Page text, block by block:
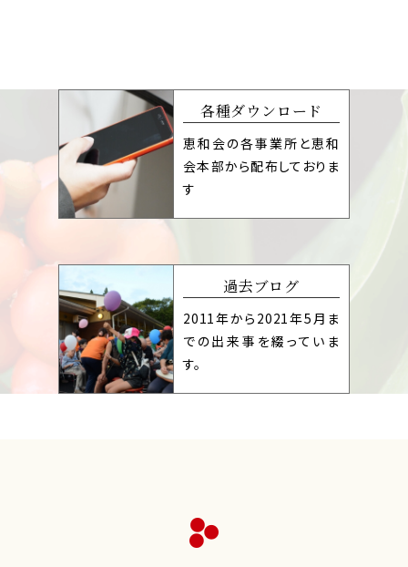
各種ダウンロード
恵和会の各事業所と恵和
会本部から配布しておりま
す
過去ブログ
2011年から2021年5月ま
での出来事を綴っていま
す。